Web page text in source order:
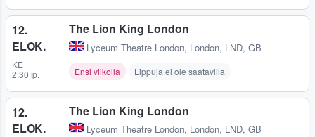
12.
ELOK.
KE
2.30 ip.
The Lion King London
Lyceum Theatre London, London, LND, GB
Ensi viikolla Lippuja ei ole saatavilla
12.
ELOK.
The Lion King London
Lyceum Theatre London, London, LND, GB